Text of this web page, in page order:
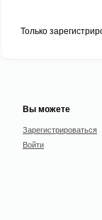
Только
Вы можете
Зарегистрироваться
Войти